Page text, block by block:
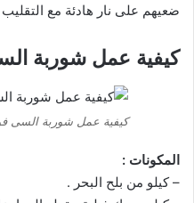
ضعيهم على نار هادئة مع
كيفية عمل شوربة
كيفية عمل شوربة السى
المكونات :
– كيلو من بلح البحر .